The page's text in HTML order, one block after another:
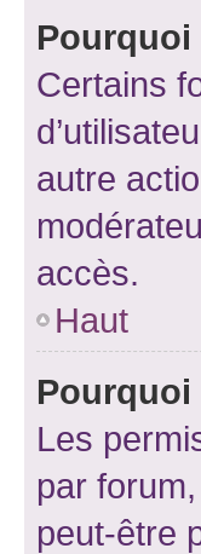
Pourquoi
Certains
autre
accès.
Haut
Pourquoi
Les
par
peut-être